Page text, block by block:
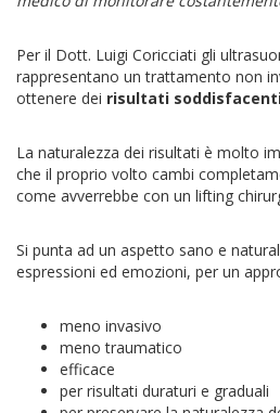
Per il Dott. Luigi Coricciati gli
rappresentano un trattamento non
ottenere dei risultati
La naturalezza dei risultati è molto
che il proprio volto cambi
come avverrebbe con un lifting
Si punta ad un aspetto sano e
espressioni ed emozioni, per un
meno invasivo
meno traumatico
efficace
per risultati duraturi e graduali